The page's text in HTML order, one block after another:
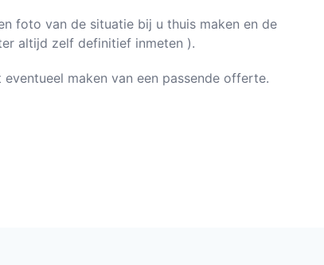
foto van de situatie bij u thuis maken en de
altijd zelf definitief inmeten ).
maken van een passende offerte.